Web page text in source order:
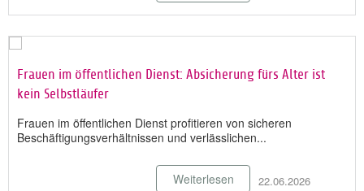
Frauen im öffentlichen Dienst: Absicherung fürs Alter ist
kein Selbstläufer
Frauen im öffentlichen Dienst profitieren von sicheren
Beschäftigungsverhältnissen und verlässlichen...
22.06.2026
Weiterlesen